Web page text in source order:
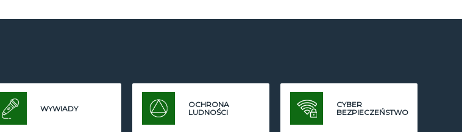
WYWIADY
OCHRONA
LUDNOŚCI
CYBER
BEZPIECZEŃSTWO